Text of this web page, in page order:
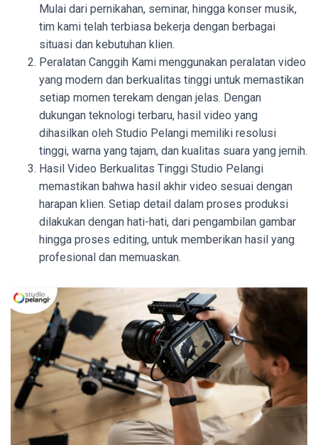
Mulai dari pernikahan, seminar, hingga konser musik,
tim kami telah terbiasa bekerja dengan berbagai
situasi dan kebutuhan klien.
Peralatan Canggih Kami menggunakan peralatan video
yang modern dan berkualitas tinggi untuk memastikan
setiap momen terekam dengan jelas. Dengan
dukungan teknologi terbaru, hasil video yang
dihasilkan oleh Studio Pelangi memiliki resolusi
tinggi, warna yang tajam, dan kualitas suara yang jernih.
Hasil Video Berkualitas Tinggi Studio Pelangi
memastikan bahwa hasil akhir video sesuai dengan
harapan klien. Setiap detail dalam proses produksi
dilakukan dengan hati-hati, dari pengambilan gambar
hingga proses editing, untuk memberikan hasil yang
profesional dan memuaskan.